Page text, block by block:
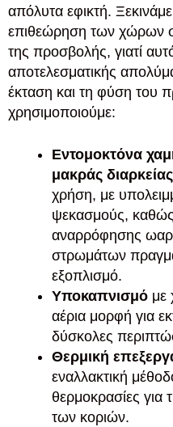
απόλυτα εφικτή.
επιθεώρηση των χώρων
της προσβολής, γιατί
αποτελεσματικής
έκταση και τη φύση του
χρησιμοποιούμε:
Εντομοκτόνα
μακράς διαρκείας
χρήση, με
ψεκασμούς, καθώς
αναρρόφησης
στρωμάτων
εξοπλισμό.
Υποκαπνισμό με
αέρια μορφή για
δύσκολες
Θερμική
εναλλακτική
θερμοκρασίες για
των κοριών.